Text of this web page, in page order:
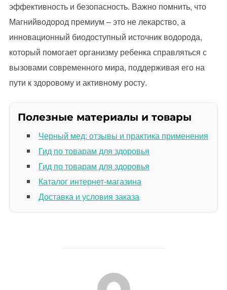
эффективность и безопасность. Важно помнить, что
Магнийводород премиум – это не лекарство, а
инновационный биодоступный источник водорода,
который помогает организму ребенка справляться с
вызовами современного мира, поддерживая его на
пути к здоровому и активному росту.
Полезные материалы и товары
Черный мед: отзывы и практика применения
Гид по товарам для здоровья
Гид по товарам для здоровья
Каталог интернет-магазина
Доставка и условия заказа
АВТОР ЗАПИСИ